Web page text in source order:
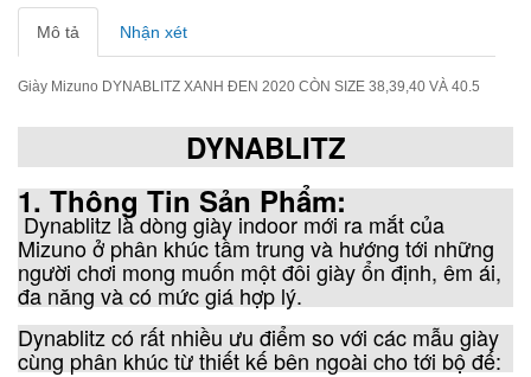
Mô tả Nhận xét
Giày Mizuno DYNABLITZ XANH ĐEN 2020 CÒN SIZE 38,39,40 VÀ 40.5
DYNABLITZ
1. Thông Tin Sản Phẩm:
Dynablitz là dòng giày indoor mới ra mắt của
Mizuno ở phân khúc tầm trung và hướng tới những
người chơi mong muốn một đôi giày ổn định, êm ái,
đa năng và có mức giá hợp lý.
Dynablitz có rất nhiều ưu điểm so với các mẫu giày
cùng phân khúc từ thiết kế bên ngoài cho tới bộ đế: